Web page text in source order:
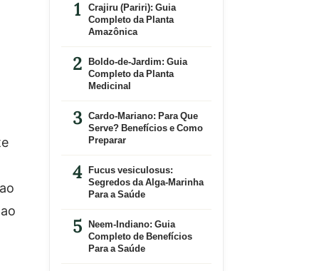
Crajiru (Pariri): Guia
Completo da Planta
Amazônica
Boldo-de-Jardim: Guia
Completo da Planta
Medicinal
Cardo-Mariano: Para Que
Serve? Benefícios e Como
Preparar
Fucus vesiculosus:
Segredos da Alga-Marinha
Para a Saúde
Neem-Indiano: Guia
Completo de Benefícios
Para a Saúde